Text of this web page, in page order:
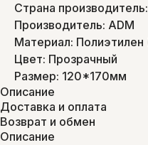
Страна
Производитель: ADM
Материал:
Цвет: Прозрачный
Размер: 120*170мм
Описание
Доставка и оплата
Возврат и обмен
Описание